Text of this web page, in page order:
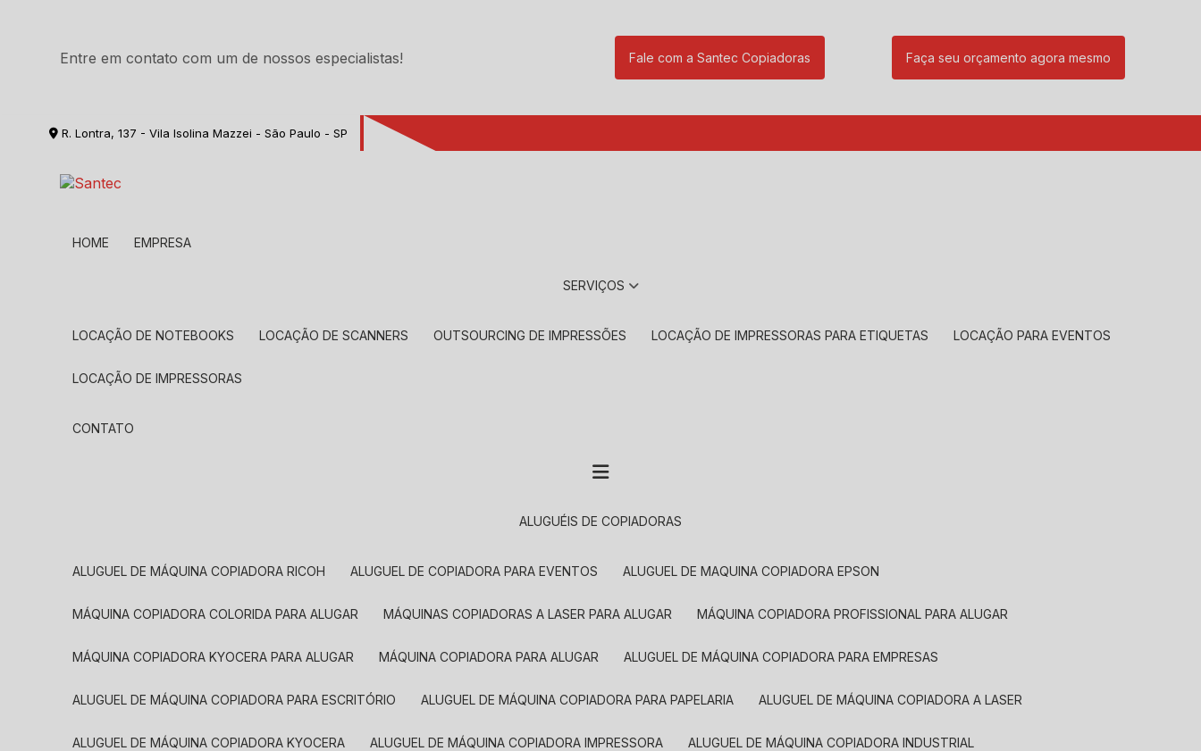
Entre em contato com um de nossos especialistas! Fale com a Santec Copiadoras Faça seu orçamento agora mesmo
R. Lontra, 137 - Vila Isolina Mazzei - São Paulo - SP
HOME EMPRESA
SERVIÇOS
LOCAÇÃO DE NOTEBOOKS LOCAÇÃO DE SCANNERS OUTSOURCING DE IMPRESSÕES LOCAÇÃO DE IMPRESSORAS PARA ETIQUETAS LOCAÇÃO PARA EVENTOS
LOCAÇÃO DE IMPRESSORAS
CONTATO
ALUGUÉIS DE COPIADORAS
ALUGUEL DE MÁQUINA COPIADORA RICOH ALUGUEL DE COPIADORA PARA EVENTOS ALUGUEL DE MAQUINA COPIADORA EPSON
MÁQUINA COPIADORA COLORIDA PARA ALUGAR MÁQUINAS COPIADORAS A LASER PARA ALUGAR MÁQUINA COPIADORA PROFISSIONAL PARA ALUGAR
MÁQUINA COPIADORA KYOCERA PARA ALUGAR MÁQUINA COPIADORA PARA ALUGAR ALUGUEL DE MÁQUINA COPIADORA PARA EMPRESAS
ALUGUEL DE MÁQUINA COPIADORA PARA ESCRITÓRIO ALUGUEL DE MÁQUINA COPIADORA PARA PAPELARIA ALUGUEL DE MÁQUINA COPIADORA A LASER
ALUGUEL DE MÁQUINA COPIADORA KYOCERA ALUGUEL DE MÁQUINA COPIADORA IMPRESSORA ALUGUEL DE MÁQUINA COPIADORA INDUSTRIAL